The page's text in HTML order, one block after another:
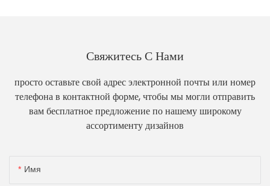
Свяжитесь С Нами
просто оставьте свой адрес электронной почты или номер
телефона в контактной форме, чтобы мы могли отправить
вам бесплатное предложение по нашему широкому
ассортименту дизайнов
Имя